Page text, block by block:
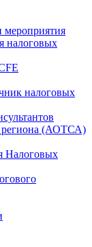
налоговых
налоговых
региона (АОТСА)
Налоговых